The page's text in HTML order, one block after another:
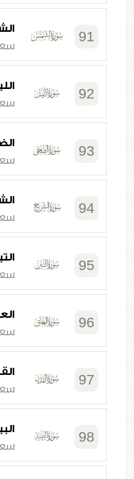
91
92
93
94
95
96
97
98